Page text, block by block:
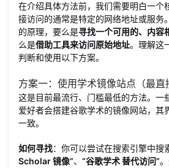
在介绍具体方法前，我们需要明白一个
接访问的通常是特定的网络地址或服务
的原理，要么是寻找一个可用的、内容
么是借助工具来访问原始地址。理解这
判断和使用以下方案。
方案一：使用学术镜像站点（最直
这是目前最流行、门槛最低的方法。一
爱好者会搭建谷歌学术的镜像网站，其
一致。
如何寻找：你可以尝试在搜索引擎中搜
Scholar 镜像”、 “谷歌学术 替代访问”